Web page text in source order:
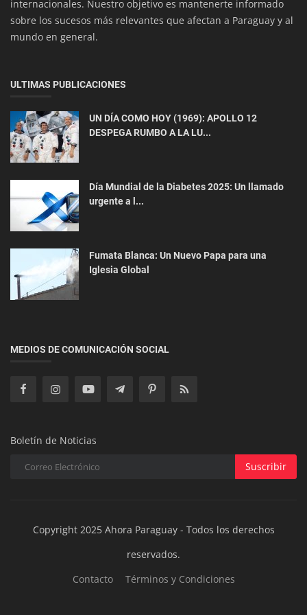
Interés General
Historia con el tercer vuelo de prueba de
Starship
los cambios
internacionales. Nuestro objetivo es mantenerte informado
sobre los sucesos más relevantes que afectan a Paraguay y al
mundo en general.
ULTIMAS PUBLICACIONES
UN DÍA COMO HOY (1969): APOLLO 12
DESPEGA RUMBO A LA LU...
Día Mundial de la Diabetes 2025: Un llamado
urgente a l...
Fumata Blanca: Un Nuevo Papa para una
Iglesia Global
MEDIOS DE COMUNICACIÓN SOCIAL
Boletín de Noticias
Suscribir
Copyright 2025 Ahora Paraguay - Todos los derechos
reservados.
Contacto
Términos y Condiciones